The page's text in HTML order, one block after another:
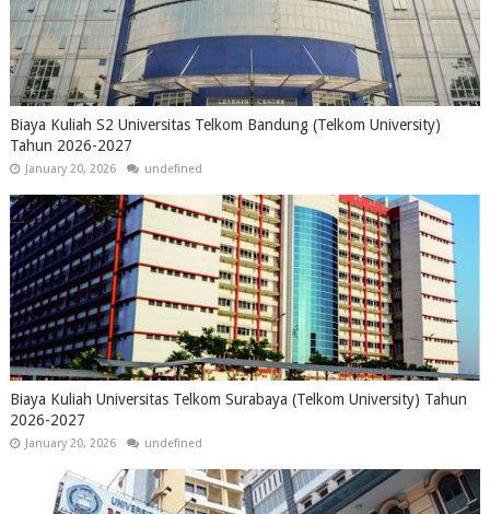
Biaya Kuliah S2 Universitas Telkom Bandung (Telkom University)
Tahun 2026-2027
January 20, 2026 undefined
Biaya Kuliah Universitas Telkom Surabaya (Telkom University) Tahun
2026-2027
January 20, 2026 undefined